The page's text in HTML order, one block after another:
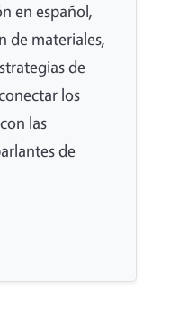
en español,
de materiales,
de
los
las
de